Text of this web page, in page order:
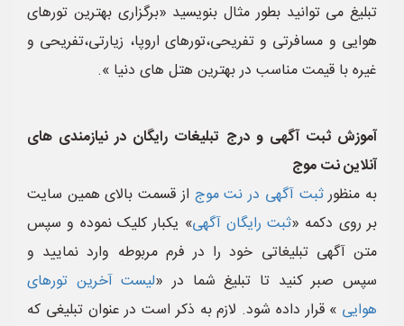
تبلیغ می توانید بطور مثال بنویسید «برگزاری بهترین تورهای
هوایی و مسافرتی و تفریحی،تورهای اروپا، زیارتی،تفریحی و
غیره با قیمت مناسب در بهترین هتل های دنیا ».
آموزش ثبت آگهی و درج تبلیغات رایگان در نیازمندی های
آنلاین نت موج
به منظورثبت آگهی در نت موج از قسمت بالای همین سایت
بر روی دکمه «ثبت رایگان آگهی» یکبار کلیک نموده و سپس
متن آگهی تبلیغاتی خود را در فرم مربوطه وارد نمایید و
سپس صبر کنید تا تبلیغ شما در «لیست آخرین تورهای
هوایی » قرار داده شود. لازم به ذکر است در عنوان تبلیغی که